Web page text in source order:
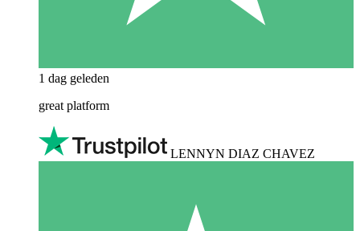
1 dag geleden
great platform
LENNYN DIAZ CHAVEZ